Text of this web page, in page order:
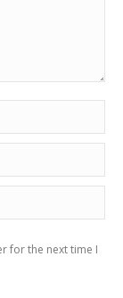
for the next time I